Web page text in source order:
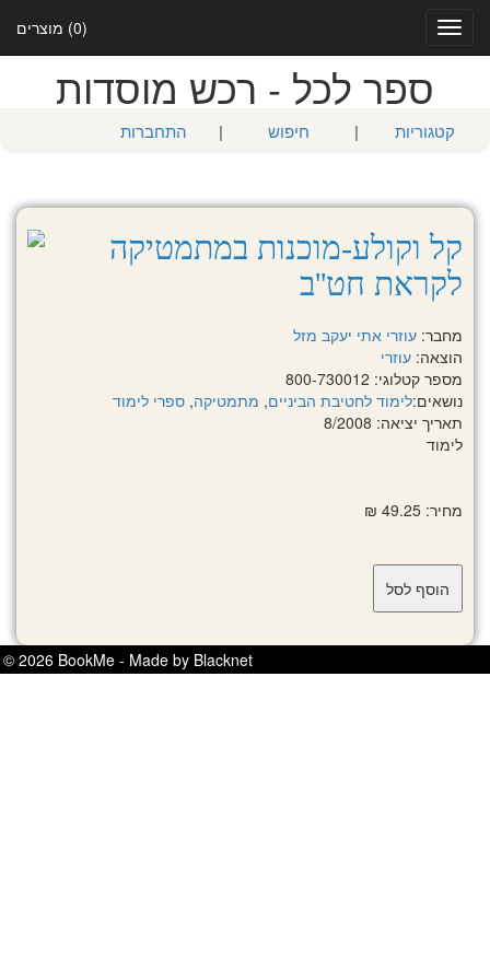
(0) מוצרים
Toggle
navigation
ספר לכל - רכש מוסדות
קטגוריות | חיפוש | התחברות
קל וקולע-מוכנות במתמטיקה
לקראת חט''ב
מחבר: עוזרי אתי יעקב מזל
הוצאה: עוזרי
מספר קטלוגי: 800-730012
נושאים:לימוד לחטיבת הביניים, מתמטיקה, ספרי לימוד
תאריך יציאה: 8/2008
לימוד
מחיר: 49.25 ₪
© 2026 BookMe - Made by Blacknet